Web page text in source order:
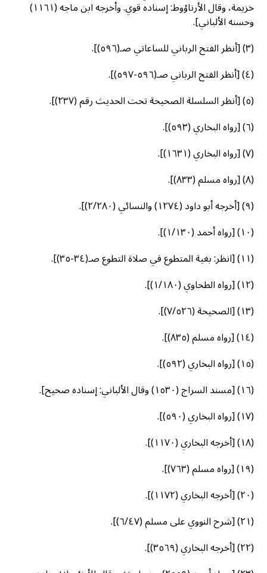
خزيمة، وقال الأرناؤوط: إسناده قوي. وأخرجه ابن ماجه (١١٦١)
وحسنه الألباني].
(٣) [أنظر الفتح الرباني للساعاتي صـ(٥٩٦)].
(٤) [أنظر الفتح الرباني صـ(٥٩٦-٥٩٧)].
(٥) [أنظر السلسلة الصحيحة تحت الحديث رقم (٢٣٧)].
(٦) [رواه البخاري (٥٩٣)].
(٧) [رواه البخاري (١٦٣١)].
(٨) [رواه مسلم (٨٣٣)].
(٩) [أخرجه أبو داود (١٢٧٤) والنسائي (٢/٢٨٠)].
(١٠) [رواه أحمد (١/١٣٠)].
(١١) [انظر: بغية المتطوع في صلاة التطوع صـ(٣٤-٣٥)].
(١٢) [رواه الطحاوي (١/١٨٠)].
(١٣) [الصحيحة (٧/٥٢٦)].
(١٤) [رواه مسلم (٨٣٥)].
(١٥) [رواه البخاري (٥٩٢)].
(١٦) [مسند السراج (١٥٣٠) وقال الألباني: إسناده صحيح].
(١٧) [رواه البخاري (٥٩٠)].
(١٨) [أخرجه البخاري (١١٧٠)].
(١٩) [رواه مسلم (٧٦٣)].
(٢٠) [أخرجه البخاري (١١٧٢)].
(٢١) [شرح النووي على مسلم (٦/٤٧)].
(٢٢) [أخرجه البخاري (٣٥٦٩)].